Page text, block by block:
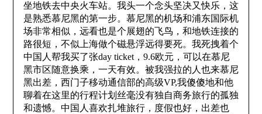
坐地铁去中央火车站。我头一个念头坚决又快乐，这
是熟悉慕尼黑的第一步。慕尼黑的机场和浦东国际机
场非常相似，远看也是个展翅的飞鸟，和地铁连接的
路很短，不似上海做个磁悬浮远得要死。我死拽着个
中国人帮我买了张day ticket， 9.6欧元，可以在慕尼
黑市区随意换乘，一天有效。被我强拉的人也来慕尼
黑出差，西门子移动通信部的高级VP,我傻傻地和他
聊着在这里的行程计划丝毫没有独自商务旅行的孤独
和遗憾。中国人喜欢扎堆旅行，度假也好，出差也